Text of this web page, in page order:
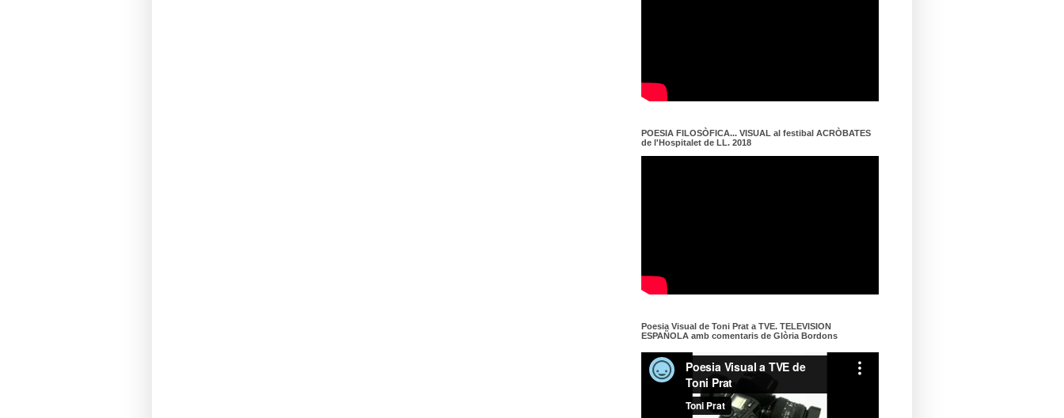
POESIA FILOSÒFICA... VISUAL al festibal ACRÒBATES
de l'Hospitalet de LL. 2018
Poesia Visual de Toni Prat a TVE. TELEVISION
ESPAÑOLA amb comentaris de Glòria Bordons